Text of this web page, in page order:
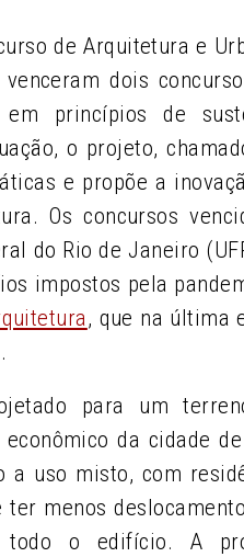
de Arquitetura e
venceram dois
princípios de
o projeto,
e propõe a
Os concursos
do Rio de Janeiro
impostos pela
, que na última
para um
da cidade
a uso misto, com
ter menos
todo o edifício. A